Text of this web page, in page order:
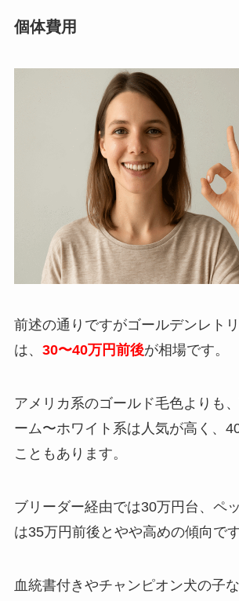
個体費用
前述の通りですがゴールデンレト
は、 30〜40万円前後が相場です。
アメリカ系のゴールド毛色よりも
ーム〜ホワイト系は人気が高く、
こともあります。
ブリーダー経由では30万円台、ペ
は35万円前後とやや高めの傾向です
血統書付きやチャンピオン犬の子